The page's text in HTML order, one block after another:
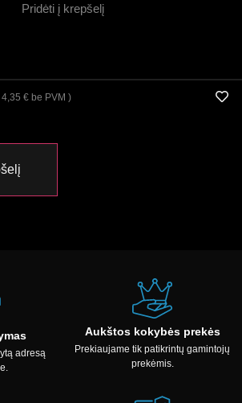
Pridėti į krepšelį
4,35 € be PVM )
adresą
Aukštos kokybės prekės
Prekiaujame tik patikrintų gamintojų
prekėmis.